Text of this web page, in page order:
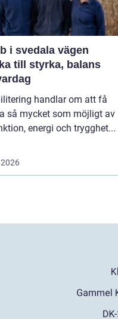
svedala vägen
till styrka, balans
handlar om att få
så mycket som möjligt av
energi och trygghet...